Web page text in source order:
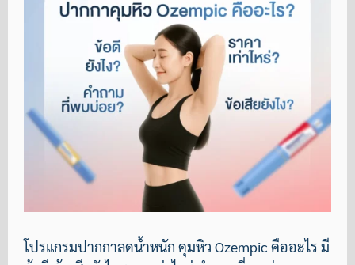
โปรแกรมปากกาลดน้ำหนัก คุมหิว Ozempic คืออะไร มี